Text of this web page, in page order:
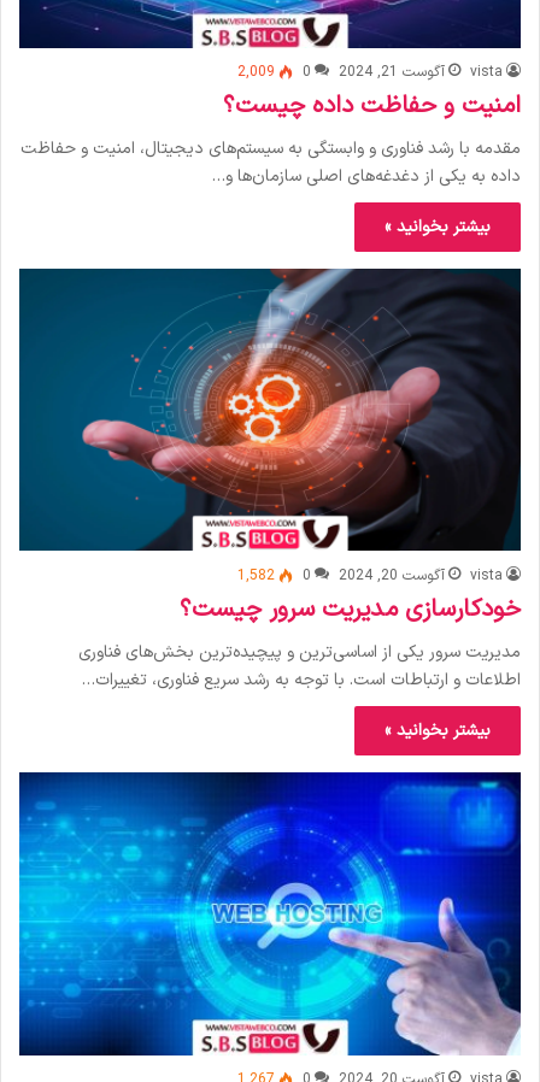
vista آگوست 21, 2024 0
2,009
امنیت و حفاظت داده چیست؟
مقدمه با رشد فناوری و وابستگی به سیستم‌های دیجیتال، امنیت و حفاظت
داده به یکی از دغدغه‌های اصلی سازمان‌ها و…
بیشتر بخوانید »
vista آگوست 20, 2024 0
1,582
خودکارسازی مدیریت سرور چیست؟
مدیریت سرور یکی از اساسی‌ترین و پیچیده‌ترین بخش‌های فناوری
اطلاعات و ارتباطات است. با توجه به رشد سریع فناوری، تغییرات…
بیشتر بخوانید »